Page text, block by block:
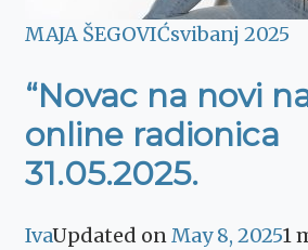
MAJA ŠEGOVIĆsvibanj 2025
“Novac na novi
online radionica
31.05.2025.
IvaUpdated onMay 8, 20251